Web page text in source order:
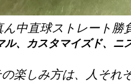
ん中直球ストレート勝
ル、カスタマイズド、ニ
の楽しみ方は、人それ